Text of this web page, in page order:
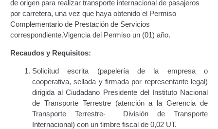
Automatizado)
Autorización para la circulación de Vehículo Sobre
Vehículo – Servicio Frecuente
Biblioteca
Búsqueda Predictiva Woocommerce
Certificación de Datos para Efectos Consulares con
Apostilla Electrónica – Servicio Frecuente
de origen para realizar transporte internacional de pasajeros
por carretera, una vez que haya obtenido el Permiso
Complementario de Prestación de Servicios
correspondiente.Vigencia del Permiso un (01) año.
Recaudos y Requisitos:
Solicitud escrita (papelería de la empresa o
cooperativa, sellada y firmada por representante legal)
dirigida al Ciudadano Presidente del Instituto Nacional
de Transporte Terrestre (atención a la Gerencia de
Transporte Terrestre- División de Transporte
Internacional) con un timbre fiscal de 0,02 UT.